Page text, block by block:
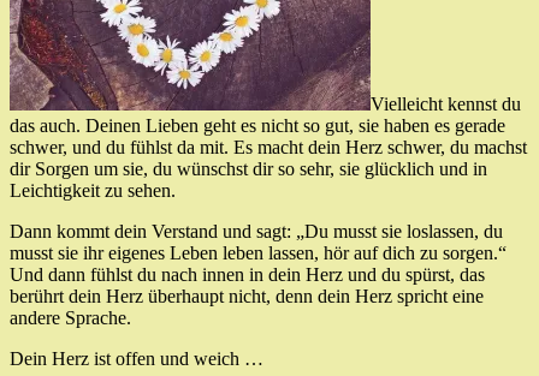
Vielleicht kennst du
das auch. Deinen Lieben geht es nicht so gut, sie haben es gerade
schwer, und du fühlst da mit. Es macht dein Herz schwer, du machst
dir Sorgen um sie, du wünschst dir so sehr, sie glücklich und in
Leichtigkeit zu sehen.
Dann kommt dein Verstand und sagt: „Du musst sie loslassen, du
musst sie ihr eigenes Leben leben lassen, hör auf dich zu sorgen.“
Und dann fühlst du nach innen in dein Herz und du spürst, das
berührt dein Herz überhaupt nicht, denn dein Herz spricht eine
andere Sprache.
Dein Herz ist offen und weich …